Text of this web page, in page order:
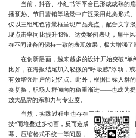
当前，抖音、小红书等平台已形成成熟的扁
播预热、节日营销等场景中广泛采用此类形式
仅以三组纯色背景框呈现产品亮点，配合文字
现点击率同比提升43%。这类案例表明，扁平
在不同设备间保持一致的表现效果，极大增强
在创新层面，越来越多的设计开始突破“单
比如，在海报结尾加入轻微的“呼吸感”浮动，
有效增强用户的记忆点。此外，根据目标人
奏切换，职场人群倾向的稳重渐进——也成为
放大品牌的亲和力与专业度。
当然，实践过程中也存在不容忽视的挑战
技”而堆叠过多动画，反而造成信息混乱，甚至
幕、压缩格式不统一等问题，也可能影响最终